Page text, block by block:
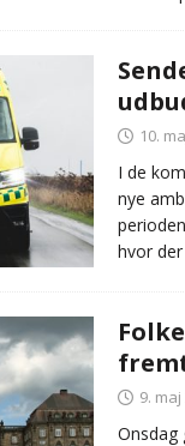
10.
I de
nye
hvor
9.
Onsdag